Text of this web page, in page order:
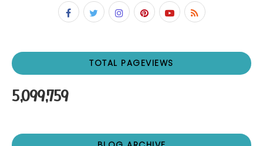
TOTAL PAGEVIEWS
5,099,759